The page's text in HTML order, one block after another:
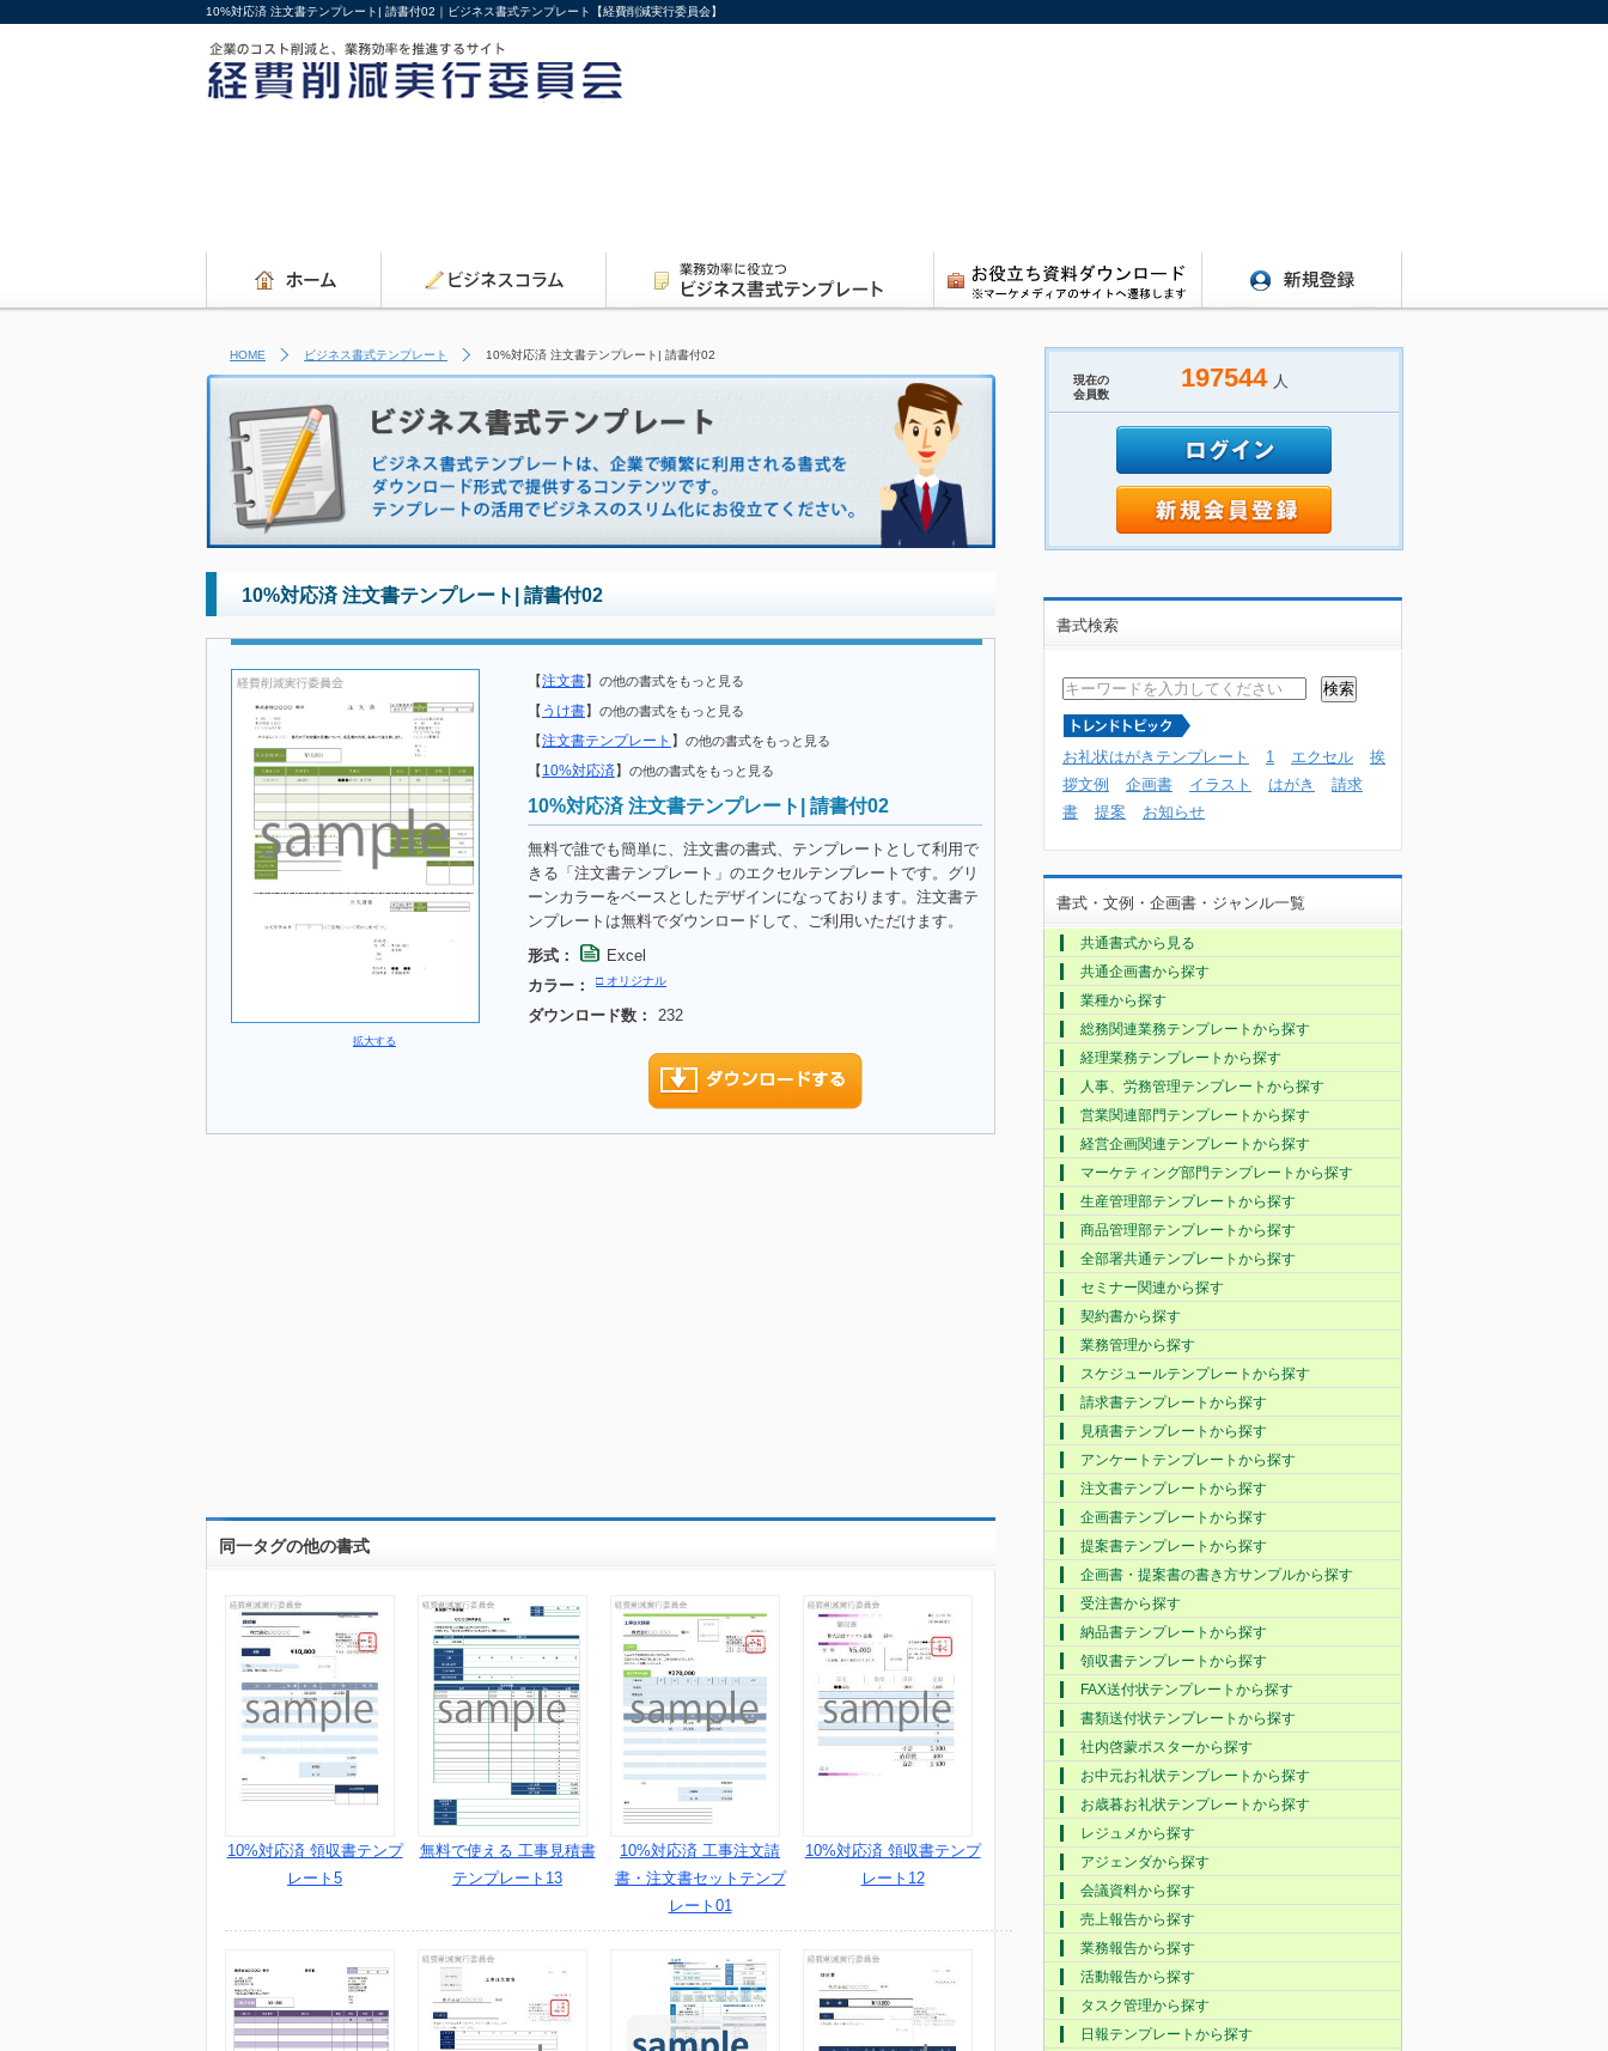
10%対応済 注文書テンプレート| 請書付02｜ビジネス書式テンプレート【経費削減実行委員会】
HOME ビジネス書式テンプレート 10%対応済 注文書テンプレート| 請書付02
10%対応済 注文書テンプレート| 請書付02
拡大する
【注文書】 の他の書式をもっと見る
【 うけ書】 の他の書式をもっと見る
【注文書テンプレート 】 の他の書式をもっと見る
【10%対応済】 の他の書式をもっと見る
10%対応済 注文書テンプレート| 請書付02
無料で誰でも簡単に、注文書の書式、テンプレートとして利用で
きる「注文書テンプレート」のエクセルテンプレートです。グリ
ーンカラーをベースとしたデザインになっております。注文書テ
ンプレートは無料でダウンロードして、ご利用いただけます。
形式：
Excel
カラー：
□ オリジナル
ダウンロード数： 232
同一タグの他の書式
10%対応済 領収書テンプ
レート5
無料で使える 工事見積書
テンプレート13
10%対応済 工事注文請
書・注文書セットテンプ
レート01
10%対応済 領収書テンプ
レート12
現在の
会員数
197544 人
書式検索
お礼状はがきテンプレート 1 エクセル
挨
拶文例
企画書 イラスト はがき
請求
書
提案 お知らせ
書式・文例・企画書・ジャンル一覧
共通書式から見る
共通企画書から探す
業種から探す
総務関連業務テンプレートから探す
経理業務テンプレートから探す
人事、労務管理テンプレートから探す
営業関連部門テンプレートから探す
経営企画関連テンプレートから探す
マーケティング部門テンプレートから探す
生産管理部テンプレートから探す
商品管理部テンプレートから探す
全部署共通テンプレートから探す
セミナー関連から探す
契約書から探す
業務管理から探す
スケジュールテンプレートから探す
請求書テンプレートから探す
見積書テンプレートから探す
アンケートテンプレートから探す
注文書テンプレートから探す
企画書テンプレートから探す
提案書テンプレートから探す
企画書・提案書の書き方サンプルから探す
受注書から探す
納品書テンプレートから探す
領収書テンプレートから探す
FAX送付状テンプレートから探す
書類送付状テンプレートから探す
社内啓蒙ポスターから探す
お中元お礼状テンプレートから探す
お歳暮お礼状テンプレートから探す
レジュメから探す
アジェンダから探す
会議資料から探す
売上報告から探す
業務報告から探す
活動報告から探す
タスク管理から探す
日報テンプレートから探す